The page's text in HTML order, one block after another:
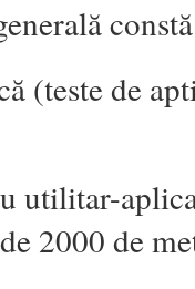
(teste de
utilitar-
2000 de